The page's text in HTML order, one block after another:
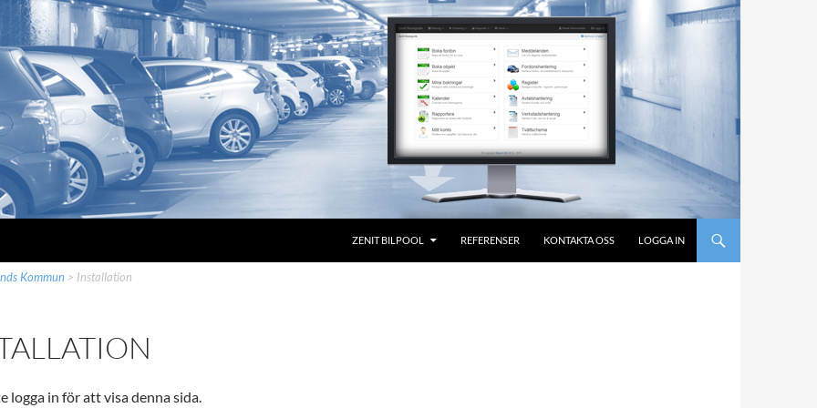
ZENIT BILPOOL REFERENSER KONTAKTA OSS LOGGA IN
Kommun > Installation
logga in för att visa denna sida.